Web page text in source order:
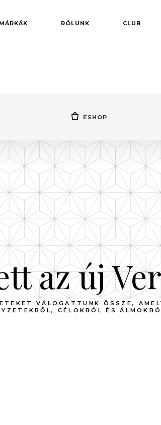
MÁRKÁK RÓLUNK CLUB
ESHOP
az új
VÁLOGATTUNK ÖSSZE,
CÉLOKBÓL ÉS